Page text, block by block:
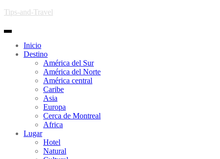
Skip to main content
Tips-and-Travel
Toggle navigation
Inicio
Destino
América del Sur
América del Norte
América central
Caribe
Asia
Europa
Cerca de Montreal
Africa
Lugar
Hotel
Natural